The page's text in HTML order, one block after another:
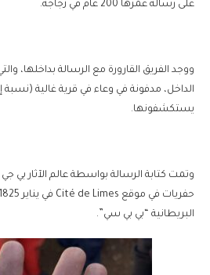
على رسالة عمرها 200 عام في زجاجة.
ووجد الفريق القارورة مع الرسالة بداخلها،
الداخل، مدفونة في وعاء في قرية غالية (نسبة
يستكشفونها.
وتمت كتابة الرسالة بواسطة عالم الآثار بي
البريطانية “بي بي سي”.